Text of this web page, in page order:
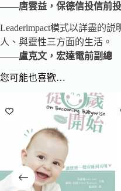
——唐雲益，保德信投信前
Leaderlmpact模式以詳盡的
人、與靈性三方面的生活。
——盧克文，宏達電前副總
您可能也喜歡…